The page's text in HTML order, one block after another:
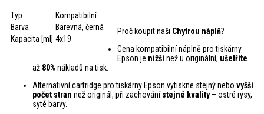
Typ
Kompatibilní
Barva
Barevná, černá
Kapacita [ml] 4x19
Proč koupit naši Chytrou náplň?
Cena kompatibilní náplně pro tiskárny
Epson je nižšínež u originální, ušetříte
až 80% nákladů na tisk.
Alternativní cartridge pro tiskárny Epson vytiskne stejný nebo vyšší
počet stran než originál, při zachovánístejné kvality– ostré rysy,
syté barvy.